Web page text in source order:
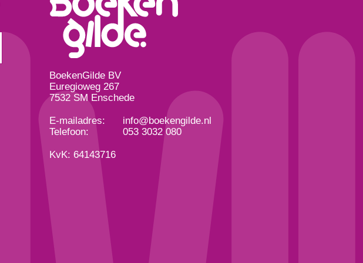
BoekenGilde BV
Euregioweg 267
7532 SM Enschede
E-mailadres:
info@boekengilde.nl
Telefoon:
053 3032 080
KvK: 64143716